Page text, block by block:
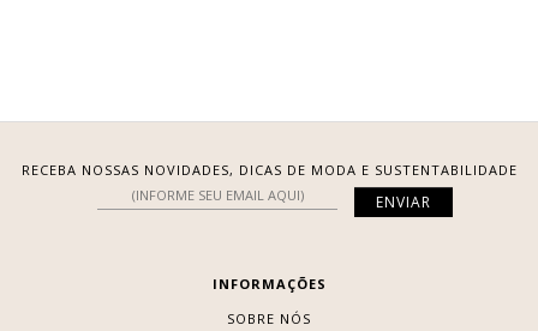
RECEBA NOSSAS NOVIDADES, DICAS DE MODA E SUSTENTABILIDADE
INFORMAÇÕES
SOBRE NÓS